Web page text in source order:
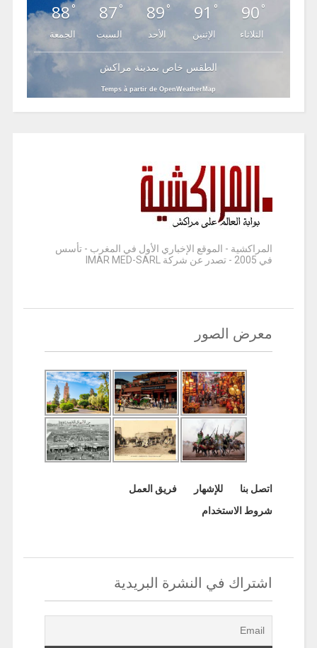
88°
الجمعة
87 °
السبت
89°
الأحد
91 °
الإثنين
90 °
الثلاثاء
الطقس خاص بمدينة مراكش
Temps à partir de OpenWeatherMap
المراكشية - الموقع الإخباري الأول في المغرب - تأسس
في 2005 - تصدر عن شركة IMAR MED-SARL
معرض الصور
اتصل بنا للإشهار
فريق العمل
شروط الاستخدام
اشتراك في النشرة البريدية